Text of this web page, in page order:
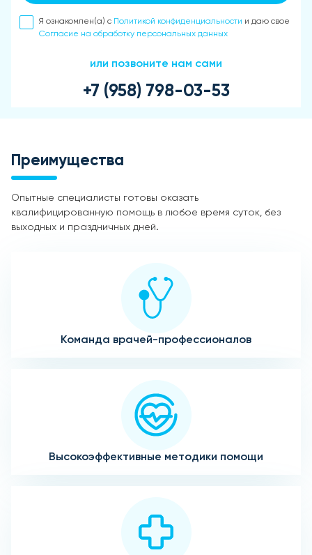
Я ознакомлен(а) с Политикой конфиденциальности и даю свое
Согласие на обработку персональных данных
или позвоните нам сами
+7 (958) 798-03-53
Преимущества
Опытные специалисты готовы оказать
квалифицированную помощь в любое время суток, без
выходных и праздничных дней.
Команда врачей-профессионалов
Высокоэффективные методики помощи